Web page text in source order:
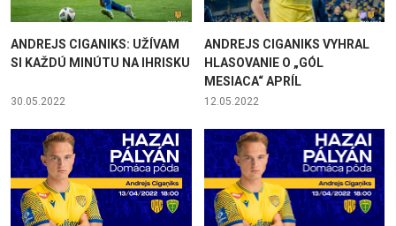
ANDREJS CIGANIKS: UŽÍVAM
SI KAŽDÚ MINÚTU NA IHRISKU
30.05.2022
ANDREJS CIGANIKS VYHRAL
HLASOVANIE O „GÓL
MESIACA“ APRÍL
12.05.2022